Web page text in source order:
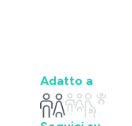
Adatto a